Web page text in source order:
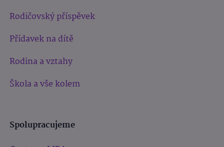
Rodičovský příspěvek
Přídavek na dítě
Rodina a vztahy
Škola a vše kolem
Spolupracujeme